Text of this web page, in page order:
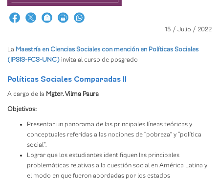
15 / Julio / 2022
La Maestría en Ciencias Sociales con mención en Políticas Sociales
(IPSIS-FCS-UNC) invita al curso de posgrado
Políticas Sociales Comparadas II
A cargo de la Mgter. Vilma Paura
Objetivos:
Presentar un panorama de las principales líneas teóricas y
conceptuales referidas a las nociones de “pobreza” y “política
social”.
Lograr que los estudiantes identifiquen las principales
problemáticas relativas a la cuestión social en América Latina y
el modo en que fueron abordadas por los estados